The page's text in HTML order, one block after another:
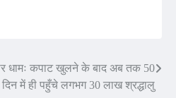
धामः कपाट खुलने के बाद अब तक 50
दिन में ही पहुँचे लगभग 30 लाख श्रद्धालु